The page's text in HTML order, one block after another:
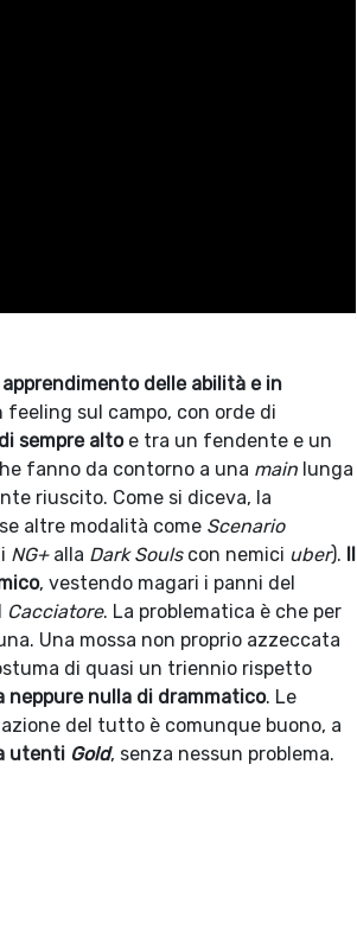
delle abilità e in
feeling sul campo, con orde di
sempre altoe tra un fendente e un
fanno da contorno a una main lunga
riuscito. Come si diceva, la
altre modalità come Scenario
NG+alla Dark Soulscon nemici uber). Il
, vestendo magari i panni del
Cacciatore. La problematica è che per
Una mossa non proprio azzeccata
di quasi un triennio rispetto
neppure nulla di drammatico. Le
del tutto è comunque buono, a
utenti Gold, senza nessun problema.